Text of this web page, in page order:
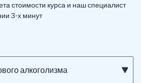
стоимости курса и наш специалист
3-х минут
алкоголизма